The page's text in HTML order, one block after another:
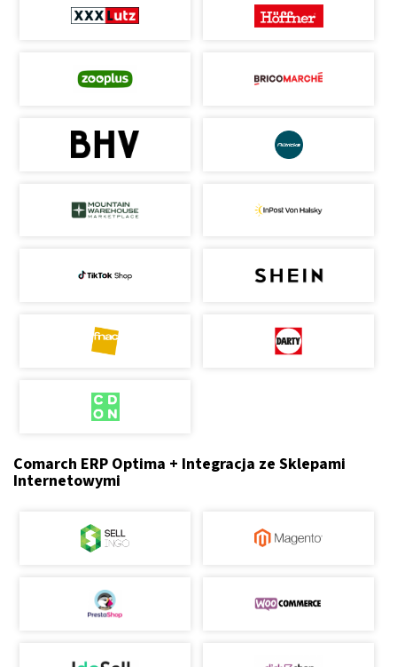
Comarch ERP Optima + Integracja ze Sklepami
Internetowymi